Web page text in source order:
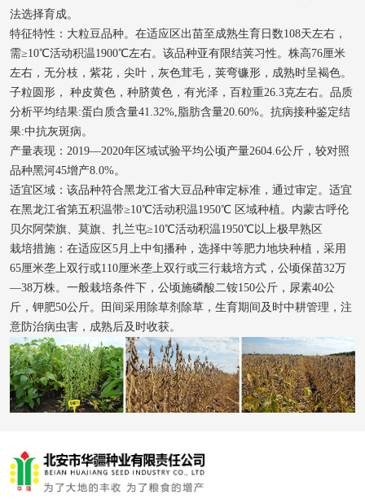
法选择育成。
特征特性：大粒豆品种。在适应区出苗至成熟生育日数108天左右，
需≥10℃活动积温1900℃左右。该品种亚有限结荚习性。株高76厘米
左右，无分枝，紫花，尖叶，灰色茸毛，荚弯镰形，成熟时呈褐色。
子粒圆形， 种皮黄色，种脐黄色，有光泽，百粒重26.3克左右。品质
分析平均结果:蛋白质含量41.32%,脂肪含量20.60%。抗病接种鉴定结
果:中抗灰斑病。
产量表现：2019—2020年区域试验平均公顷产量2604.6公斤，较对照
品种黑河45增产8.0%。
适宜区域：该品种符合黑龙江省大豆品种审定标准，通过审定。适宜
在黑龙江省第五积温带≥10℃活动积温1950℃ 区域种植。内蒙古呼伦
贝尔阿荣旗、莫旗、扎兰屯≥10℃活动积温1950℃以上极早熟区
栽培措施：在适应区5月上中旬播种，选择中等肥力地块种植，采用
65厘米垄上双行或110厘米垄上双行或三行栽培方式，公顷保苗32万
—38万株。一般栽培条件下，公顷施磷酸二铵150公斤，尿素40公
斤，钾肥50公斤。田间采用除草剂除草，生育期间及时中耕管理，注
意防治病虫害，成熟后及时收获。